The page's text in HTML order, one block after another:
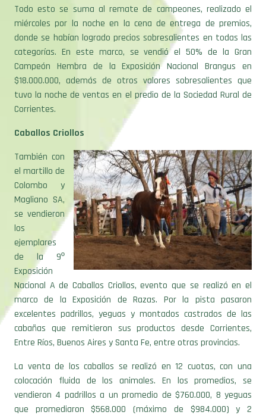
Todo esto se suma al remate de campeones, realizado el
miércoles por la noche en la cena de entrega de premios,
donde se habían logrado precios sobresalientes en todas las
categorías. En este marco, se vendió el 50% de la Gran
Campeón Hembra de la Exposición Nacional Brangus en
$18.000.000, además de otros valores sobresalientes que
tuvo la noche de ventas en el predio de la Sociedad Rural de
Corrientes.
Caballos Criollos
También con
el martillo de
Colombo y
Magliano SA,
se vendieron
los
ejemplares
de la 9º
Exposición
Nacional A de Caballos Criollos, evento que se realizó en el
marco de la Exposición de Razas. Por la pista pasaron
excelentes padrillos, yeguas y montados castrados de las
cabañas que remitieron sus productos desde Corrientes,
Entre Ríos, Buenos Aires y Santa Fe, entre otras provincias.
La venta de los caballos se realizó en 12 cuotas, con una
colocación fluida de los animales. En los promedios, se
vendieron 4 padrillos a un promedio de $760.000, 8 yeguas
que promediaron $568.000 (máximo de $984.000) y 2